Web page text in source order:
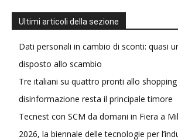
Ultimi articoli della sezione
Dati personali in cambio di sconti: quasi
disposto allo scambio
Tre italiani su quattro pronti allo shopping
disinformazione resta il principale timore
Tecnest con SCM da domani in Fiera a
2026, la biennale delle tecnologie per